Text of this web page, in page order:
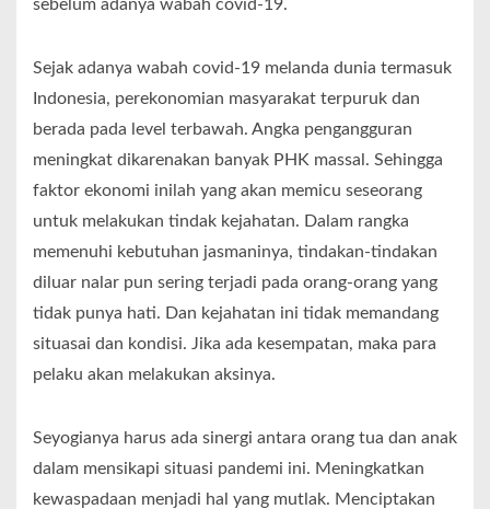
sebelum adanya wabah covid-19.
Sejak adanya wabah covid-19 melanda dunia termasuk
Indonesia, perekonomian masyarakat terpuruk dan
berada pada level terbawah. Angka pengangguran
meningkat dikarenakan banyak PHK massal. Sehingga
faktor ekonomi inilah yang akan memicu seseorang
untuk melakukan tindak kejahatan. Dalam rangka
memenuhi kebutuhan jasmaninya, tindakan-tindakan
diluar nalar pun sering terjadi pada orang-orang yang
tidak punya hati. Dan kejahatan ini tidak memandang
situasai dan kondisi. Jika ada kesempatan, maka para
pelaku akan melakukan aksinya.
Seyogianya harus ada sinergi antara orang tua dan anak
dalam mensikapi situasi pandemi ini. Meningkatkan
kewaspadaan menjadi hal yang mutlak. Menciptakan